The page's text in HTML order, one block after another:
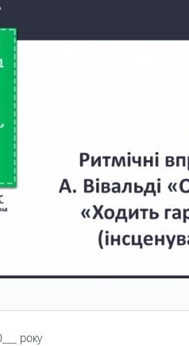
року